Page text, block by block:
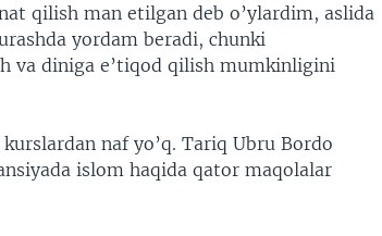
qilish man etilgan deb o’ylardim, aslida
yordam beradi, chunki
va diniga e’tiqod qilish mumkinligini
naf yo’q. Tariq Ubru Bordo
islom haqida qator maqolalar